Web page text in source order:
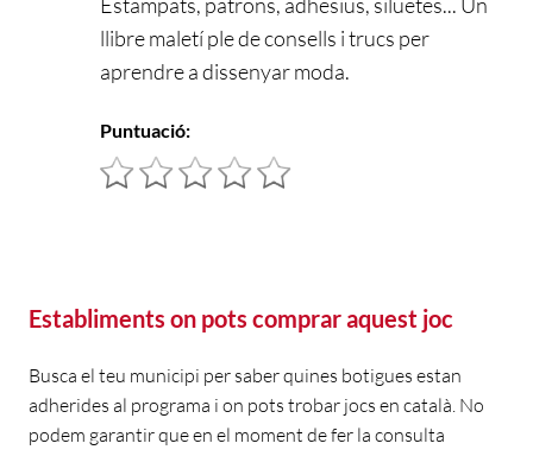
Estampats, patrons, adhesius, siluetes... Un
llibre maletí ple de consells i trucs per
aprendre a dissenyar moda.
Puntuació:
Establiments on pots comprar aquest joc
Busca el teu municipi per saber quines botigues estan
adherides al programa i on pots trobar jocs en català. No
podem garantir que en el moment de fer la consulta